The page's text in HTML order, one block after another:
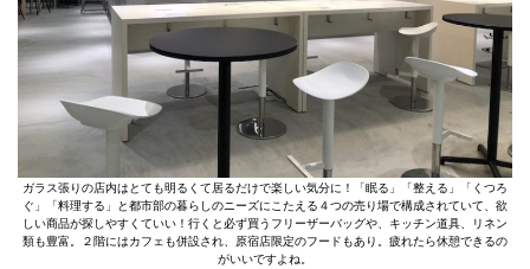
ガラス張りの店内はとても明るくて居るだけで楽しい気分に！「眠る」「整える」「くつろ
ぐ」「料理する」と都市部の暮らしのニーズにこたえる４つの売り場で構成されていて、欲
しい商品が探しやすくていい！行くと必ず買うフリーザーバッグや、キッチン道具、リネン
類も豊富。２階にはカフェも併設され、原宿店限定のフードもあり。疲れたら休憩できるの
がいいですよね。